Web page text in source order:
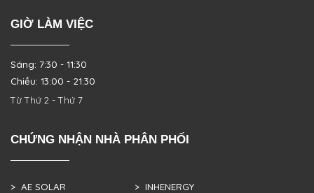
GIỜ LÀM VIỆC
Sáng: 7:30 - 11:30
Chiều: 13:00 - 21:30
Từ Thứ 2 - Thứ 7
CHỨNG NHẬN NHÀ PHÂN PHỐI
> AE SOLAR
> INHENERGY